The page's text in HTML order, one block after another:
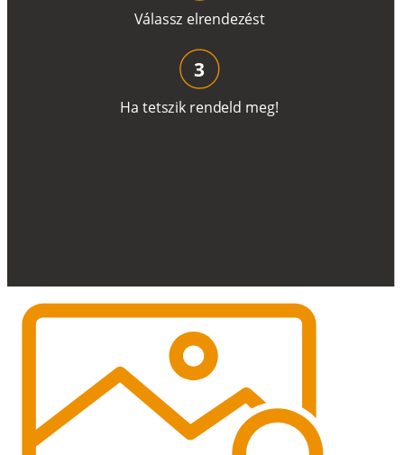
Válassz elrendezést
Ha tetszik rendeld meg!
3